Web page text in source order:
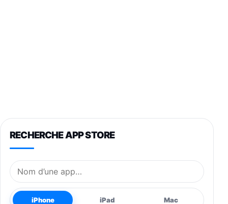
RECHERCHE APP STORE
Nom de l’application
iPhone iPad Mac